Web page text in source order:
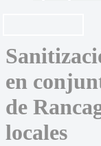
en
de
locales